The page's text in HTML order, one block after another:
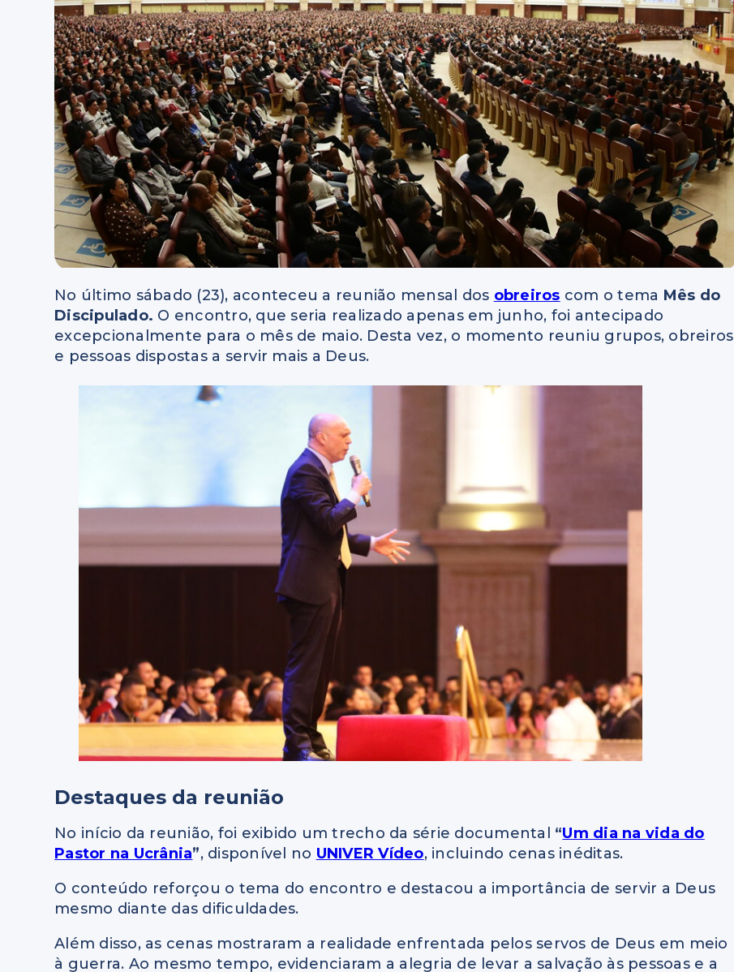
No último sábado (23), aconteceu a reunião mensal dos obreiros com o tema Mês do
Discipulado. O encontro, que seria realizado apenas em junho, foi antecipado
excepcionalmente para o mês de maio. Desta vez, o momento reuniu grupos, obreiros
e pessoas dispostas a servir mais a Deus.
Destaques da reunião
No início da reunião, foi exibido um trecho da série documental “Um dia na vida do
Pastor na Ucrânia”, disponível no UNIVER Vídeo, incluindo cenas inéditas.
O conteúdo reforçou o tema do encontro e destacou a importância de servir a Deus
mesmo diante das dificuldades.
Além disso, as cenas mostraram a realidade enfrentada pelos servos de Deus em meio
à guerra. Ao mesmo tempo, evidenciaram a alegria de levar a salvação às pessoas e a